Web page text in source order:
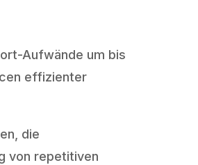
Aufwände um bis
effizienter
die
von repetitiven